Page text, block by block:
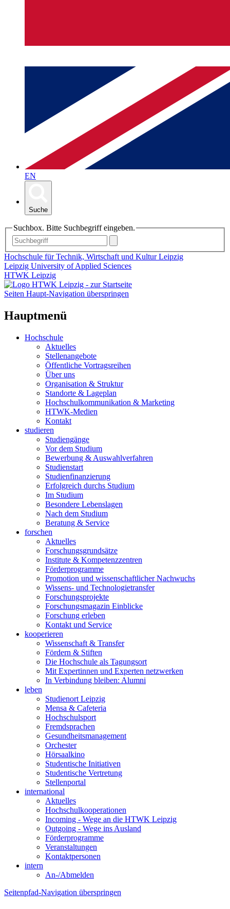
EN
Suche
Suchbox. Bitte Suchbegriff eingeben.
Hochschule für Technik, Wirtschaft und Kultur Leipzig
Leipzig University of Applied Sciences
HTWK Leipzig
Seiten Haupt-Navigation überspringen
Hauptmenü
Hochschule
Aktuelles
Stellenangebote
Öffentliche Vortragsreihen
Über uns
Organisation & Struktur
Standorte & Lageplan
Hochschulkommunikation & Marketing
HTWK-Medien
Kontakt
studieren
Studiengänge
Vor dem Studium
Bewerbung & Auswahlverfahren
Studienstart
Studienfinanzierung
Erfolgreich durchs Studium
Im Studium
Besondere Lebenslagen
Nach dem Studium
Beratung & Service
forschen
Aktuelles
Forschungsgrundsätze
Institute & Kompetenzzentren
Förderprogramme
Promotion und wissenschaftlicher Nachwuchs
Wissens- und Technologietransfer
Forschungsprojekte
Forschungsmagazin Einblicke
Forschung erleben
Kontakt und Service
kooperieren
Wissenschaft & Transfer
Fördern & Stiften
Die Hochschule als Tagungsort
Mit Expertinnen und Experten netzwerken
In Verbindung bleiben: Alumni
leben
Studienort Leipzig
Mensa & Cafeteria
Hochschulsport
Fremdsprachen
Gesundheitsmanagement
Orchester
Hörsaalkino
Studentische Initiativen
Studentische Vertretung
Stellenportal
international
Aktuelles
Hochschulkooperationen
Incoming - Wege an die HTWK Leipzig
Outgoing - Wege ins Ausland
Förderprogramme
Veranstaltungen
Kontaktpersonen
intern
An-/Abmelden
Seitenpfad-Navigation überspringen